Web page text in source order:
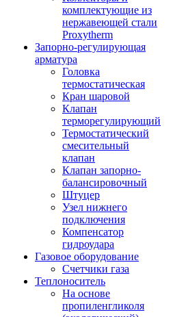
комплектующие из
нержавеющей стали
Proxytherm
Запорно-регулирующая
арматура
Головка
термостатическая
Кран шаровой
Клапан
терморегулирующий
Термостатический
смесительный
клапан
Клапан запорно-
балансировочный
Штуцер
Узел нижнего
подключения
Компенсатор
гидроудара
Газовое оборудование
Счетчики газа
Теплоноситель
На основе
пропиленгликоля